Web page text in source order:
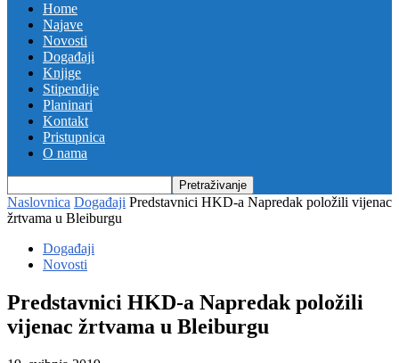
Home
Najave
Novosti
Događaji
Knjige
Stipendije
Planinari
Kontakt
Pristupnica
O nama
Naslovnica Događaji Predstavnici HKD-a Napredak položili vijenac
žrtvama u Bleiburgu
Događaji
Novosti
Predstavnici HKD-a Napredak položili
vijenac žrtvama u Bleiburgu